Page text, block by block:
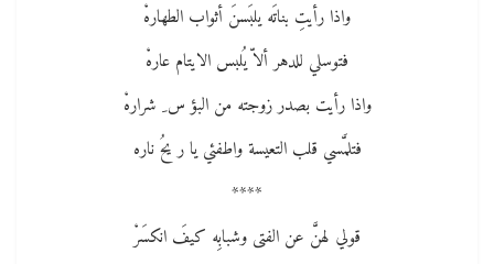
واذا رأيتِ بناتَه يلبَسنَ أثواب الطهارهْ
فتوسلي للدهر ألاّ يُلبس الايتام عارهْ
واذا رأيت بصدر زوجته من البؤ س ِ شرارهْ
فتلمَّسي قلب التعيسة واطفئي يا ر يحُ ناره
****
قولي لهنَّ عن الفتى وشبابِه كيفَ انكسَرْ